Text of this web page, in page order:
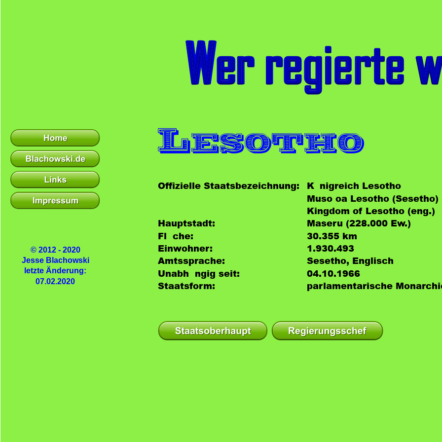
Lesotho
Offizielle Staatsbezeichnung:
Königreich Lesotho
Muso oa Lesotho (Sesetho)
Kingdom of Lesotho (eng.)
Hauptstadt:
Maseru (228.000 Ew.)
Fläche:
30.355 km²
Einwohner:
1.930.493
Amtssprache:
Sesetho, Englisch
Unabhängig seit:
04.10.1966
Staatsform:
parlamentarische
© 2012 - 2020
Jesse Blachowski
letzte Änderung:
07.02.2020